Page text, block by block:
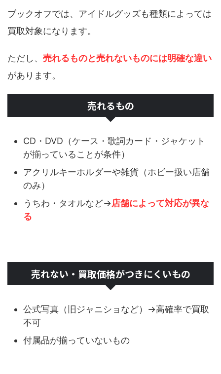
ブックオフでは、アイドルグッズも種類によっては
買取対象になります。
ただし、 売れるものと売れないものには明確な違い
があります。
売れるもの
CD・DVD（ケース・歌詞カード・ジャケット
が揃っていることが条件）
アクリルキーホルダーや雑貨（ホビー扱い店舗
のみ）
うちわ・タオルなど→店舗によって対応が異な
る
売れない・買取価格がつきにくいもの
公式写真（旧ジャニショなど）→高確率で買取
不可
付属品が揃っていないもの